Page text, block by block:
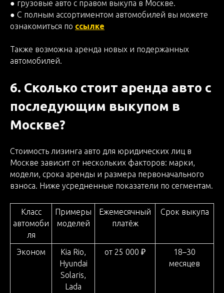
● грузовые авто с правом выкупа в Москве.
● С полным ассортиментом автомобилей вы можете
ознакомиться по ссылке
Также возможна аренда новых и подержанных
автомобилей.
6. Сколько стоит аренда авто с
последующим выкупом в
Москве?
Стоимость лизинга авто для юридических лиц в
Москве зависит от нескольких факторов: марки,
модели, срока аренды и размера первоначального
взноса. Ниже усредненные показатели по сегментам.
Класс
автомоби
ля
Примеры
моделей
Ежемесячный
платёж
Срок выкупа
Эконом
Kia Rio,
Hyundai
Solaris,
Lada
от 25 000 ₽
18–30
месяцев